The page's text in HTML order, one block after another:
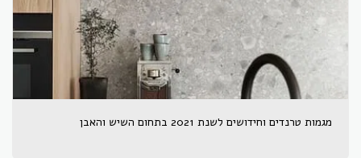
מגמות טרנדים וחידושים לשנת 2021 בתחום השיש והאבן